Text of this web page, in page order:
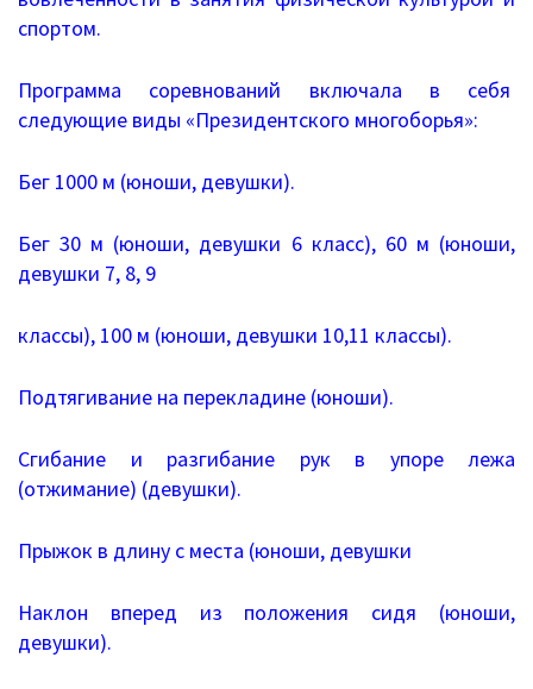
Прием иностранных граждан
ЕГЭ/ОГЭ
Документы о ЕГЭ
Медалисты
Образование
РИС ЭОД
Программа развития
спортом.
Программа соревнований включала в себя
следующие виды «Президентского многоборья»:
Бег 1000 м (юноши, девушки).
Бег 30 м (юноши, девушки 6 класс), 60 м (юноши,
девушки 7, 8, 9
классы), 100 м (юноши, девушки 10,11 классы).
Подтягивание на перекладине (юноши).
Сгибание и разгибание рук в упоре лежа
(отжимание) (девушки).
Прыжок в длину с места (юноши, девушки
Наклон вперед из положения сидя (юноши,
девушки).